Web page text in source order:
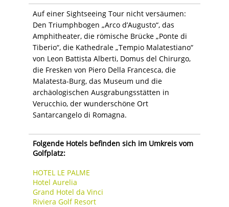
Auf einer Sightseeing Tour nicht versäumen:
Den Triumphbogen „Arco d’Augusto“, das
Amphitheater, die römische Brücke „Ponte di
Tiberio“, die Kathedrale „Tempio Malatestiano“
von Leon Battista Alberti, Domus del Chirurgo,
die Fresken von Piero Della Francesca, die
Malatesta-Burg, das Museum und die
archäologischen Ausgrabungsstätten in
Verucchio, der wunderschöne Ort
Santarcangelo di Romagna.
Folgende Hotels befinden sich im Umkreis vom
Golfplatz:
HOTEL LE PALME
Hotel Aurelia
Grand Hotel da Vinci
Riviera Golf Resort